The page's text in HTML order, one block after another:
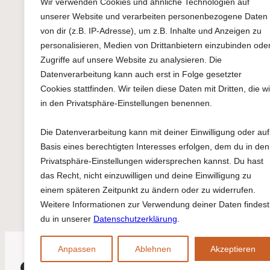
unserer Website und verarbeiten personenbezogene Daten
von dir (z.B. IP-Adresse), um z.B. Inhalte und Anzeigen zu
personalisieren, Medien von Drittanbietern einzubinden
Zugriffe auf unsere Website zu analysieren. Die
Datenverarbeitung kann auch erst in Folge gesetzter
Cookies stattfinden. Wir teilen diese Daten mit Dritten, die
in den Privatsphäre-Einstellungen benennen.
Die Datenverarbeitung kann mit deiner Einwilligung oder auf
Basis eines berechtigten Interesses erfolgen, dem du in den
Privatsphäre-Einstellungen widersprechen kannst. Du hast
das Recht, nicht einzuwilligen und deine Einwilligung zu
einem späteren Zeitpunkt zu ändern oder zu widerrufen.
Weitere Informationen zur Verwendung deiner Daten findest
du in unserer Datenschutzerklärung
Anpassen Ablehnen Akzeptieren
Google Kalender
iCalendar
Outlook 365
willkommen
Veranstaltung-
Afrika,Agora,
Poussière
Konzert,Tanz
Tanztheater
Offener Ofenbacktag bei
#agora
E-Mail